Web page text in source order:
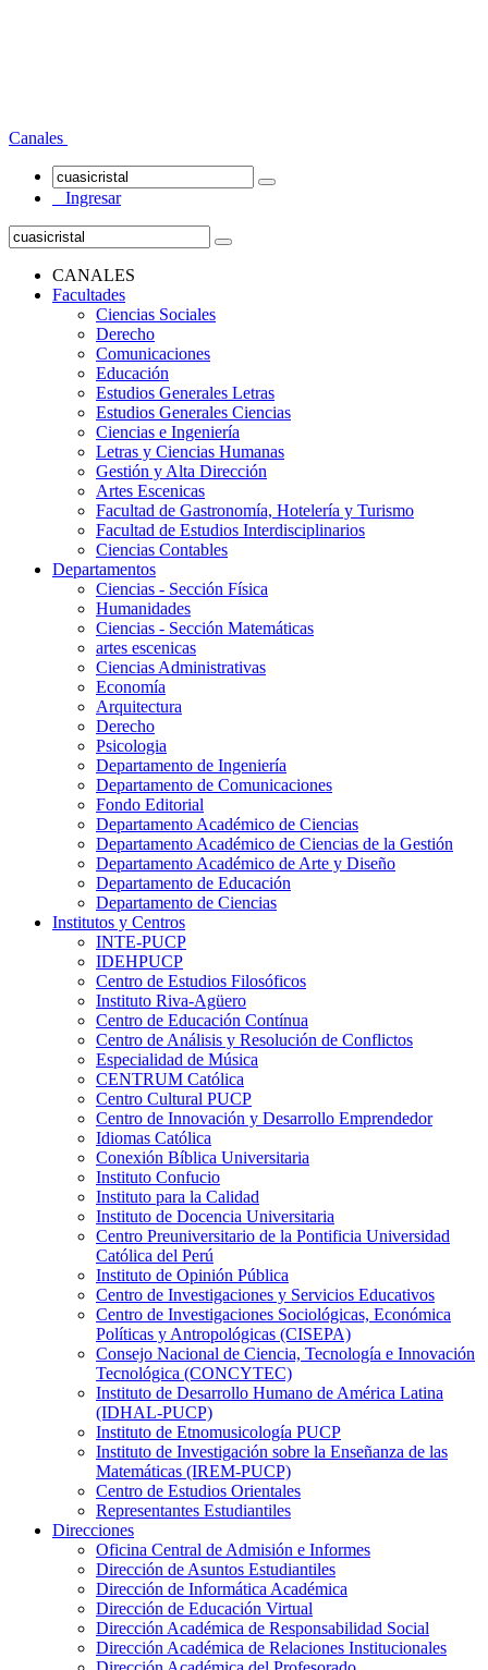
Canales
Ingresar
CANALES
Facultades
Ciencias Sociales
Derecho
Comunicaciones
Educación
Estudios Generales Letras
Estudios Generales Ciencias
Ciencias e Ingeniería
Letras y Ciencias Humanas
Gestión y Alta Dirección
Artes Escenicas
Facultad de Gastronomía, Hotelería y Turismo
Facultad de Estudios Interdisciplinarios
Ciencias Contables
Departamentos
Ciencias - Sección Física
Humanidades
Ciencias - Sección Matemáticas
artes escenicas
Ciencias Administrativas
Economía
Arquitectura
Derecho
Psicologia
Departamento de Ingeniería
Departamento de Comunicaciones
Fondo Editorial
Departamento Académico de Ciencias
Departamento Académico de Ciencias de la Gestión
Departamento Académico de Arte y Diseño
Departamento de Educación
Departamento de Ciencias
Institutos y Centros
INTE-PUCP
IDEHPUCP
Centro de Estudios Filosóficos
Instituto Riva-Agüero
Centro de Educación Contínua
Centro de Análisis y Resolución de Conflictos
Especialidad de Música
CENTRUM Católica
Centro Cultural PUCP
Centro de Innovación y Desarrollo Emprendedor
Idiomas Católica
Conexión Bíblica Universitaria
Instituto Confucio
Instituto para la Calidad
Instituto de Docencia Universitaria
Centro Preuniversitario de la Pontificia Universidad
Católica del Perú
Instituto de Opinión Pública
Centro de Investigaciones y Servicios Educativos
Centro de Investigaciones Sociológicas, Económica
Políticas y Antropológicas (CISEPA)
Consejo Nacional de Ciencia, Tecnología e Innovación
Tecnológica (CONCYTEC)
Instituto de Desarrollo Humano de América Latina
(IDHAL-PUCP)
Instituto de Etnomusicología PUCP
Instituto de Investigación sobre la Enseñanza de las
Matemáticas (IREM-PUCP)
Centro de Estudios Orientales
Representantes Estudiantiles
Direcciones
Oficina Central de Admisión e Informes
Dirección de Asuntos Estudiantiles
Dirección de Informática Académica
Dirección de Educación Virtual
Dirección Académica de Responsabilidad Social
Dirección Académica de Relaciones Institucionales